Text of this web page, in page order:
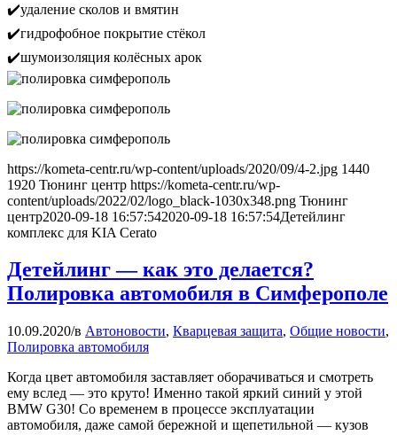
✔️удаление сколов и вмятин
✔️гидрофобное покрытие стёкол
✔️шумоизоляция колёсных арок
https://kometa-centr.ru/wp-content/uploads/2020/09/4-2.jpg 1440
1920 Тюнинг центр https://kometa-centr.ru/wp-
content/uploads/2022/02/logo_black-1030x348.png Тюнинг
центр2020-09-18 16:57:542020-09-18 16:57:54Детейлинг
комплекс для KIA Cerato
Детейлинг — как это делается?
Полировка автомобиля в Симферополе
10.09.2020/в Автоновости, Кварцевая защита, Общие новости,
Полировка автомобиля
Когда цвет автомобиля заставляет оборачиваться и смотреть
ему вслед — это круто! Именно такой яркий синий у этой
BMW G30! Со временем в процессе эксплуатации
автомобиля, даже самой бережной и щепетильной — кузов